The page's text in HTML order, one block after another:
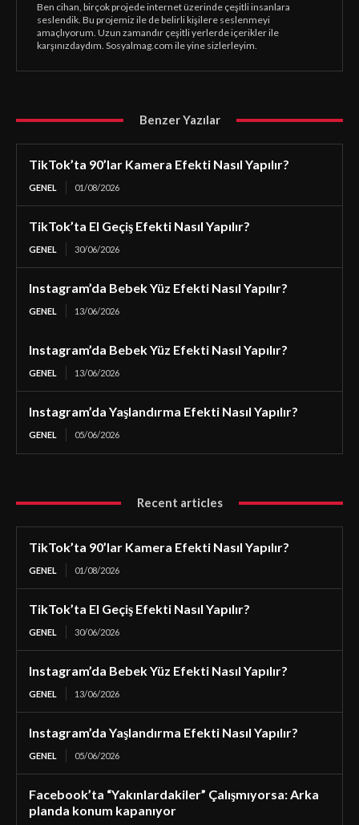
Ben cihan, birçok projede internet üzerinde çeşitli insanlara
seslendik. Bu projemiz ile de belirli kişilere seslenmeyi
amaçlıyorum. Uzun zamandır çeşitli yerlerde içerikler ile
karşınızdaydım. Sosyalmag.com ile yine sizlerleyim.
Benzer Yazılar
TikTok’ta 90’lar Kamera Efekti Nasıl Yapılır?
GENEL 01/08/2026
TikTok’ta El Geçiş Efekti Nasıl Yapılır?
GENEL 30/06/2026
Instagram’da Bebek Yüz Efekti Nasıl Yapılır?
GENEL 13/06/2026
Instagram’da Bebek Yüz Efekti Nasıl Yapılır?
GENEL 13/06/2026
Instagram’da Yaşlandırma Efekti Nasıl Yapılır?
GENEL 05/06/2026
Recent articles
TikTok’ta 90’lar Kamera Efekti Nasıl Yapılır?
GENEL 01/08/2026
TikTok’ta El Geçiş Efekti Nasıl Yapılır?
GENEL 30/06/2026
Instagram’da Bebek Yüz Efekti Nasıl Yapılır?
GENEL 13/06/2026
Instagram’da Yaşlandırma Efekti Nasıl Yapılır?
GENEL 05/06/2026
Facebook’ta “Yakınlardakiler” Çalışmıyorsa: Arka
planda konum kapanıyor